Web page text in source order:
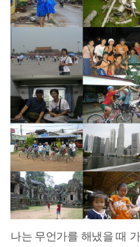
나는 무언가를 해냈을 때